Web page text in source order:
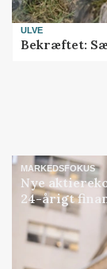
ULVE
Bekræftet:
MARKEDSFOKUS
Nye
24-årigt